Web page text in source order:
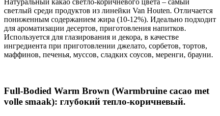
светлый среди продуктов из линейки Van Houten. Отличается
пониженным содержанием жира (10-12%). Идеально подходит
для ароматизации десертов, приготовления напитков.
Используется для глазирования и декора, в качестве
ингредиента при приготовлении джелато, сорбетов, тортов,
маффинов, печенья, муссов, сладких соусов, меренги, брауни.
Full-Bodied Warm Brown (Warmbruine cacao met
volle smaak): глубокий тепло-коричневый.